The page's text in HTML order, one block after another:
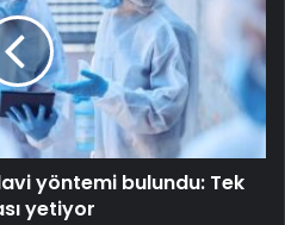
yöntemi bulundu: Tek
yetiyor